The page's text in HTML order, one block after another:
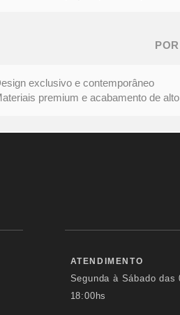
e contemporâneo
premium e acabamento de alto
ATENDIMENTO
Segunda à Sábado das
18:00hs